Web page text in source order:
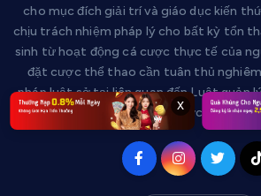
cho mục đích giải trí và giáo dục kiến
chịu trách nhiệm pháp lý cho bất kỳ tổn
sinh từ hoạt động cá cược thực tế của
đặt cược thể thao cần tuân thủ
pháp luật sở tại liên quan đến Luật quản
và đặt cược hiện
x